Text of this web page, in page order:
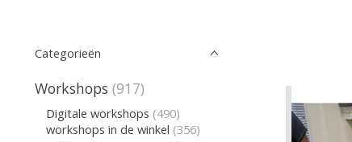
Categorieën
Workshops (917)
Digitale workshops (490)
workshops in de winkel (356)